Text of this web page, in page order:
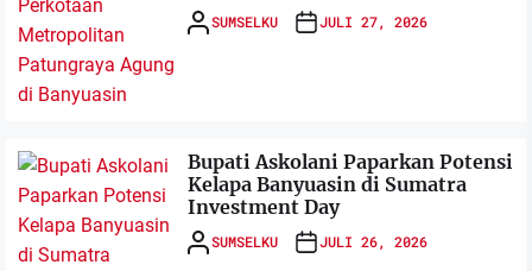
SUMSELKU JULI 27, 2026
Bupati Askolani Paparkan Potensi
Kelapa Banyuasin di Sumatra
Investment Day
SUMSELKU JULI 26, 2026